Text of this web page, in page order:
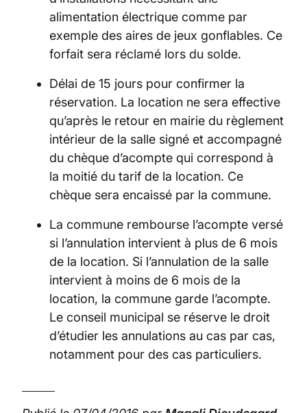
alimentation électrique comme par
exemple des aires de jeux gonflables. Ce
forfait sera réclamé lors du solde.
Délai de 15 jours pour confirmer la
réservation. La location ne sera effective
qu’après le retour en mairie du règlement
intérieur de la salle signé et accompagné
du chèque d’acompte qui correspond à
la moitié du tarif de la location. Ce
chèque sera encaissé par la commune.
La commune rembourse l’acompte versé
si l’annulation intervient à plus de 6 mois
de la location. Si l’annulation de la salle
intervient à moins de 6 mois de la
location, la commune garde l’acompte.
Le conseil municipal se réserve le droit
d’étudier les annulations au cas par cas,
notamment pour des cas particuliers.